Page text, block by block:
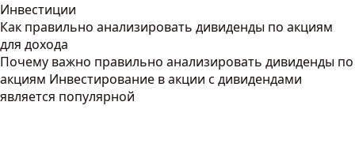
Инвестиции
Как правильно анализировать дивиденды по акциям
для дохода
Почему важно правильно анализировать дивиденды по
акциям Инвестирование в акции с дивидендами
является популярной